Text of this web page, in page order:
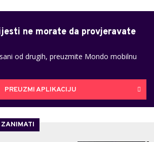
ne morate da provjeravate
od drugih, preuzmite Mondo mobilnu
PREUZMI APLIKACIJU